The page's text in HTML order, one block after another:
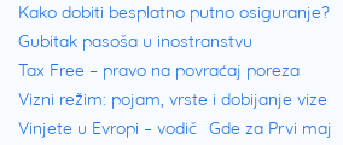
Kako dobiti besplatno putno osiguranje?
Gubitak pasoša u inostranstvu
Tax Free – pravo na povraćaj poreza
Vizni režim: pojam, vrste i dobijanje vize
Vinjete u Evropi – vodič Gde za Prvi maj